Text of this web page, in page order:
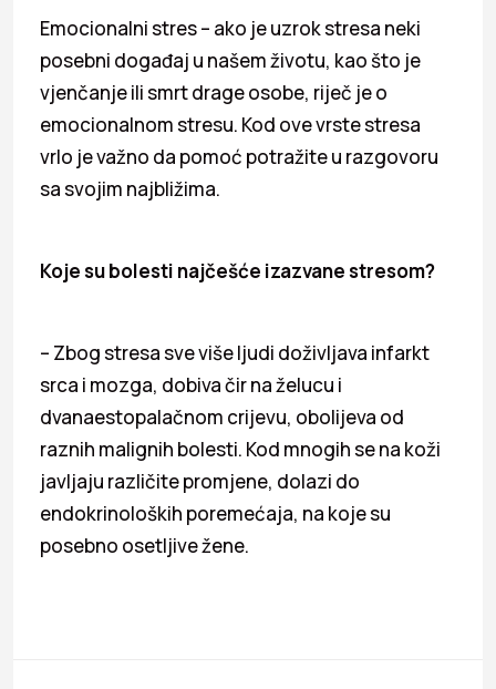
Emocionalni stres – ako je uzrok stresa neki
posebni događaj u našem životu, kao što je
vjenčanje ili smrt drage osobe, riječ je o
emocionalnom stresu. Kod ove vrste stresa
vrlo je važno da pomoć potražite u razgovoru
sa svojim najbližima.
Koje su bolesti najčešće izazvane stresom?
– Zbog stresa sve više ljudi doživljava infarkt
srca i mozga, dobiva čir na želucu i
dvanaestopalačnom crijevu, obolijeva od
raznih malignih bolesti. Kod mnogih se na koži
javljaju različite promjene, dolazi do
endokrinoloških poremećaja, na koje su
posebno osetljive žene.